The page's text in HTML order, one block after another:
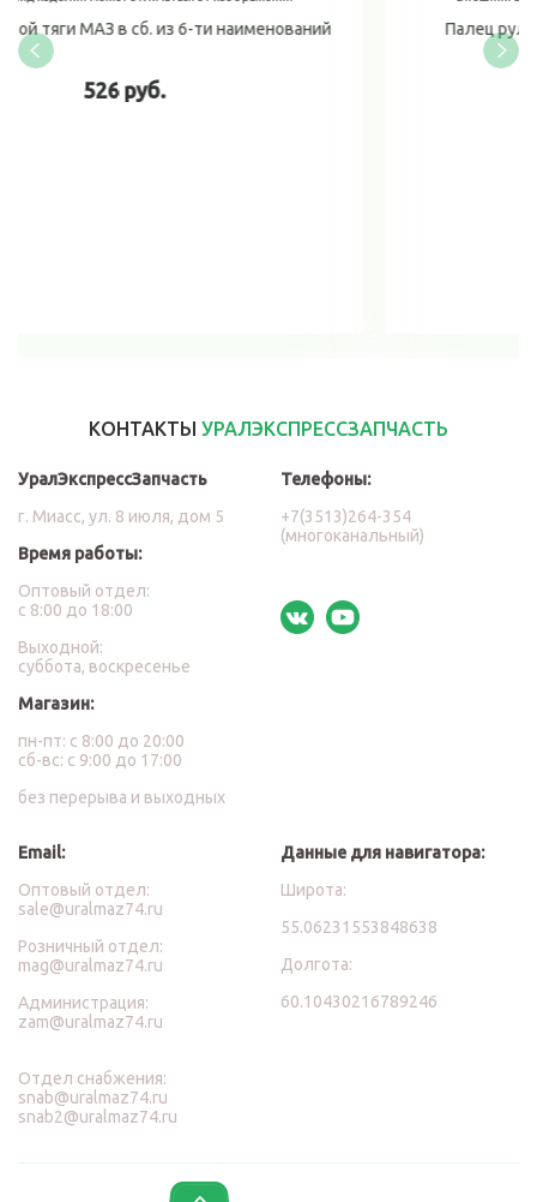
Палец рулевой тяги в сборе, УАЗ,
КОНТАКТЫ УРАЛЭКСПРЕССЗАПЧАСТЬ
УралЭкспрессЗапчасть
г. Миасс, ул. 8 июля, дом 5
Время работы:
Оптовый отдел:
с 8:00 до 18:00
Выходной:
суббота, воскресенье
Магазин:
пн-пт: с 8:00 до 20:00
сб-вс: с 9:00 до 17:00
без перерыва и выходных
Телефоны:
+7(3513)264-354
(многоканальный)
Email:
Оптовый отдел:
sale@uralmaz74.ru
Розничный отдел:
mag@uralmaz74.ru
Администрация:
zam@uralmaz74.ru
Отдел снабжения:
snab@uralmaz74.ru
snab2@uralmaz74.ru
Данные для навигатора:
Широта:
55.06231553848638
Долгота:
60.10430216789246